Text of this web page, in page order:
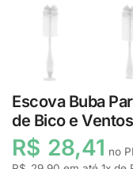
Escova Buba
de Bico e
R$ 28,41 no